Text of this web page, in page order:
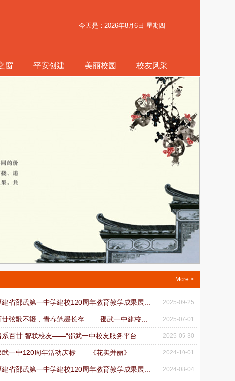
今天是：2026年8月6日 星期四
窗 平安创建 美丽校园 校友风采
More >
建省邵武第一中学建校120周年教育教学成果展... 2025-09-25
廿弦歌不辍，青春笔墨长存 ——邵武一中建校... 2025-07-01
系百廿 智联校友——“邵武一中校友服务平台... 2025-05-30
武一中120周年活动庆标——《花实并丽》 2024-10-01
建省邵武第一中学建校120周年教育教学成果展... 2024-08-04